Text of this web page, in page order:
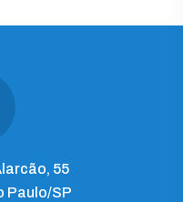
55
Paulo/SP